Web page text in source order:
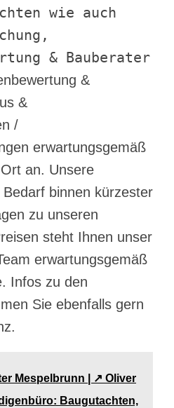
wie auch
& Bauberater
&
&
/
erwartungsgemäß
an. Unsere
binnen kürzester
zu unseren
steht Ihnen unser
erwartungsgemäß
Infos zu den
Sie ebenfalls gern
Mespelbrunn | ↗️ Oliver
Baugutachten,